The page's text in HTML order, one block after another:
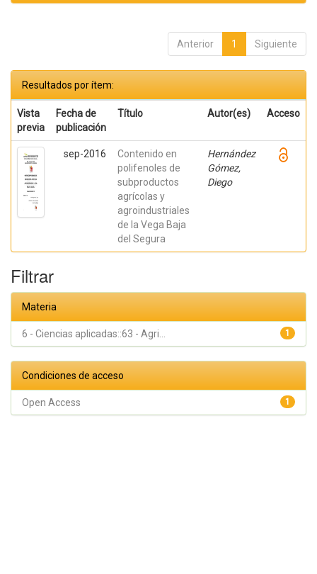
Anterior 1 Siguiente
Resultados por ítem:
Vista
previa
Fecha de
publicación
Título Autor(es) Acceso
sep-2016
Contenido en
polifenoles de
subproductos
agrícolas y
agroindustriales
de la Vega Baja
del Segura
Hernández
Gómez,
Diego
Filtrar
Materia
1
6 - Ciencias aplicadas::63 - Agri...
Condiciones de acceso
1
Open Access